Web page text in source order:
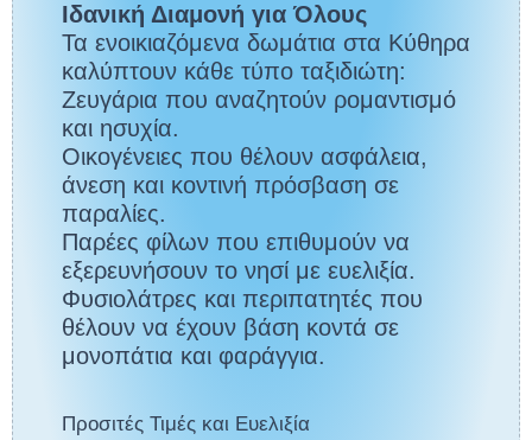
Ιδανική Διαμονή για Όλους
Τα ενοικιαζόμενα δωμάτια στα Κύθηρα
καλύπτουν κάθε τύπο ταξιδιώτη:
Ζευγάρια που αναζητούν ρομαντισμό
και ησυχία.
Οικογένειες που θέλουν ασφάλεια,
άνεση και κοντινή πρόσβαση σε
παραλίες.
Παρέες φίλων που επιθυμούν να
εξερευνήσουν το νησί με ευελιξία.
Φυσιολάτρες και περιπατητές που
θέλουν να έχουν βάση κοντά σε
μονοπάτια και φαράγγια.
Προσιτές Τιμές και Ευελιξία